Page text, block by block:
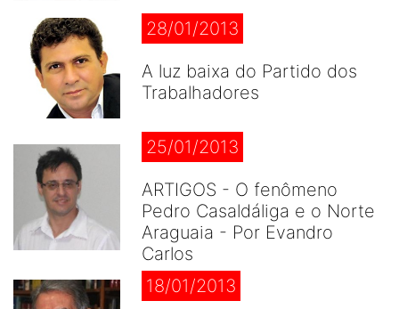
28/01/2013
A luz baixa do Partido dos
Trabalhadores
25/01/2013
ARTIGOS - O fenômeno
Pedro Casaldáliga e o Norte
Araguaia - Por Evandro
Carlos
18/01/2013